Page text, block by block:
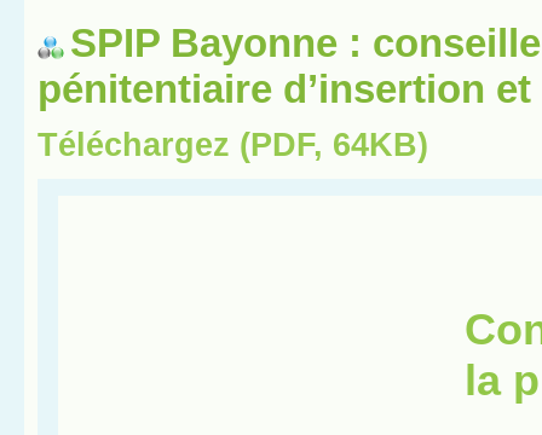
SPIP Bayonne :
pénitentiaire d’insertion
Téléchargez (PDF, 64KB)